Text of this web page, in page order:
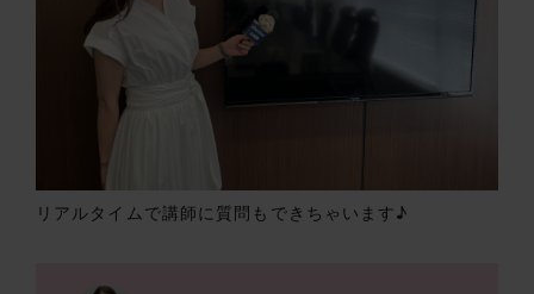
リアルタイムで講師に質問もできちゃいます♪